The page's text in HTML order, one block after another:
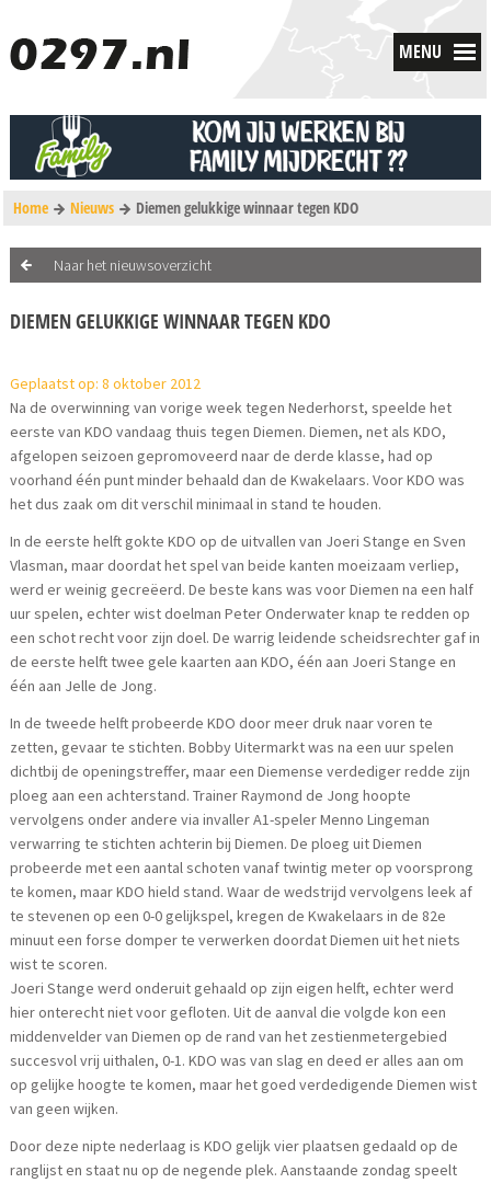
MENU
Home Nieuws Diemen gelukkige winnaar tegen KDO
Naar het nieuwsoverzicht
DIEMEN GELUKKIGE WINNAAR TEGEN KDO
Geplaatst op: 8 oktober 2012
Na de overwinning van vorige week tegen Nederhorst, speelde het
eerste van KDO vandaag thuis tegen Diemen. Diemen, net als KDO,
afgelopen seizoen gepromoveerd naar de derde klasse, had op
voorhand één punt minder behaald dan de Kwakelaars. Voor KDO was
het dus zaak om dit verschil minimaal in stand te houden.
In de eerste helft gokte KDO op de uitvallen van Joeri Stange en Sven
Vlasman, maar doordat het spel van beide kanten moeizaam verliep,
werd er weinig gecreëerd. De beste kans was voor Diemen na een half
uur spelen, echter wist doelman Peter Onderwater knap te redden op
een schot recht voor zijn doel. De warrig leidende scheidsrechter gaf in
de eerste helft twee gele kaarten aan KDO, één aan Joeri Stange en
één aan Jelle de Jong.
In de tweede helft probeerde KDO door meer druk naar voren te
zetten, gevaar te stichten. Bobby Uitermarkt was na een uur spelen
dichtbij de openingstreffer, maar een Diemense verdediger redde zijn
ploeg aan een achterstand. Trainer Raymond de Jong hoopte
vervolgens onder andere via invaller A1-speler Menno Lingeman
verwarring te stichten achterin bij Diemen. De ploeg uit Diemen
probeerde met een aantal schoten vanaf twintig meter op voorsprong
te komen, maar KDO hield stand. Waar de wedstrijd vervolgens leek af
te stevenen op een 0-0 gelijkspel, kregen de Kwakelaars in de 82e
minuut een forse domper te verwerken doordat Diemen uit het niets
wist te scoren.
Joeri Stange werd onderuit gehaald op zijn eigen helft, echter werd
hier onterecht niet voor gefloten. Uit de aanval die volgde kon een
middenvelder van Diemen op de rand van het zestienmetergebied
succesvol vrij uithalen, 0-1. KDO was van slag en deed er alles aan om
op gelijke hoogte te komen, maar het goed verdedigende Diemen wist
van geen wijken.
Door deze nipte nederlaag is KDO gelijk vier plaatsen gedaald op de
ranglijst en staat nu op de negende plek. Aanstaande zondag speelt